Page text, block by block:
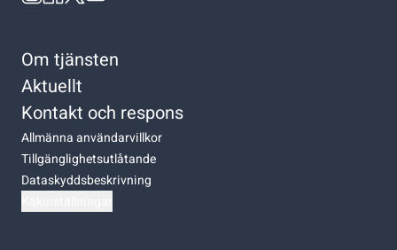
Om tjänsten
Aktuellt
Kontakt och respons
Allmänna användarvillkor
Tillgänglighetsutlåtande
Dataskyddsbeskrivning